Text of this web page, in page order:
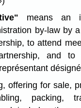
means an
by-law by
to attend
and to
offering for sale,
packing,